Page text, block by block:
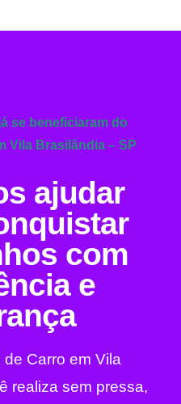
se beneficiaram do
Vila Brasilândia – SP
ajudar
com
e
Carro em Vila
realiza sem pressa,